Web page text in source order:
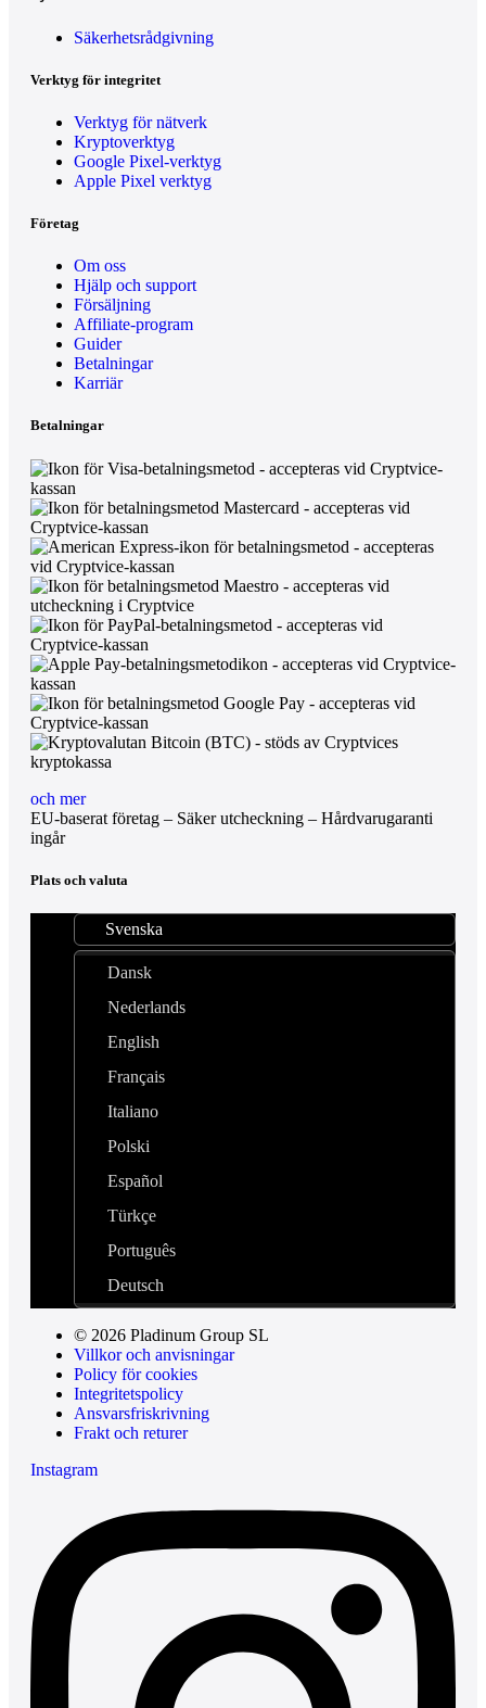
Säkerhetsrådgivning
Verktyg för integritet
Verktyg för nätverk
Kryptoverktyg
Google Pixel-verktyg
Apple Pixel verktyg
Företag
Om oss
Hjälp och support
Försäljning
Affiliate-program
Guider
Betalningar
Karriär
Betalningar
och mer
EU-baserat företag – Säker utcheckning – Hårdvarugaranti
ingår
Plats och valuta
Svenska
Dansk
Nederlands
English
Français
Italiano
Polski
Español
Türkçe
Português
Deutsch
© 2026 Pladinum Group SL
Villkor och anvisningar
Policy för cookies
Integritetspolicy
Ansvarsfriskrivning
Frakt och returer
Instagram